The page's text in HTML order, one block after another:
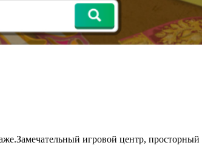
игровой центр,